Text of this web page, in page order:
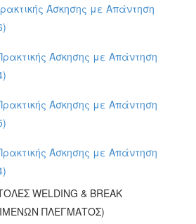
Άσκησης με Απάντηση
Άσκησης με Απάντηση
Άσκησης με Απάντηση
Άσκησης με Απάντηση
WELDING & BREAK
ΠΛΕΓΜΑΤΟΣ)